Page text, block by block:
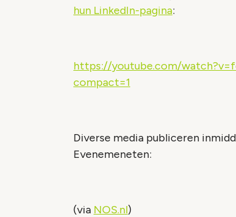
hun LinkedIn-pagina:
https://youtube.com/
compact=1
Diverse media publiceren
Evenemeneten:
(via NOS.nl)